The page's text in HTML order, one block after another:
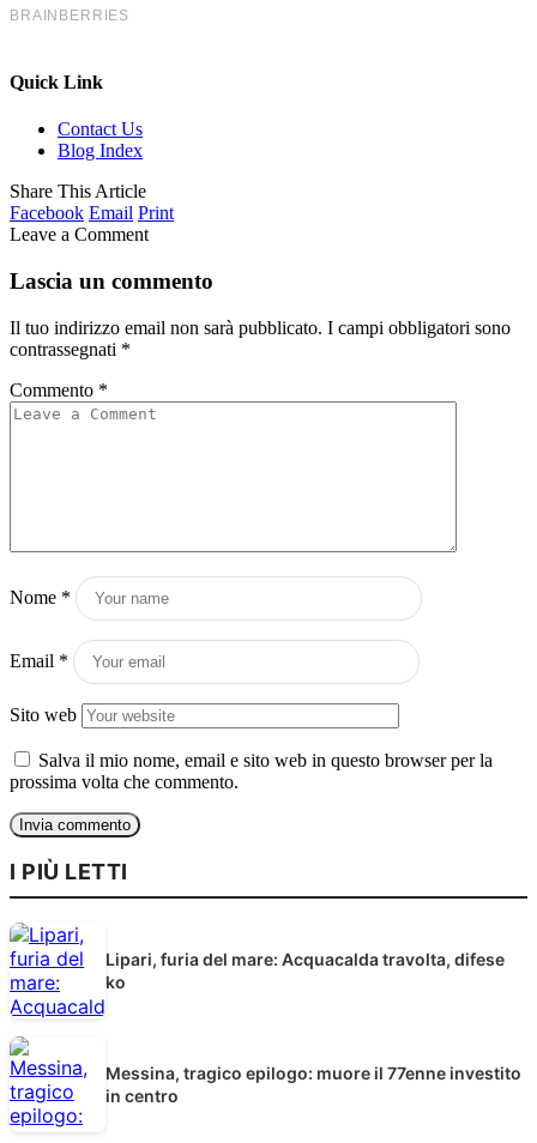
Quick Link
Contact Us
Blog Index
Share This Article
Facebook Email Print
Leave a Comment
Lascia un commento
Il tuo indirizzo email non sarà pubblicato. I campi obbligatori sono
contrassegnati *
Commento *
Nome *
Email *
Sito web
Salva il mio nome, email e sito web in questo browser per la
prossima volta che commento.
I PIÙ LETTI
Lipari, furia del mare: Acquacalda travolta, difese
ko
Messina, tragico epilogo: muore il 77enne investito
in centro